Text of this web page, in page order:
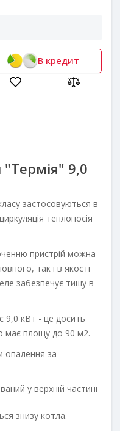
В кредит
9,0
застосовуються в
теплоносія
пристрій можна
так і в якості
забезпечує тишу в
9,0 кВт - це досить
має площу до 90 м2.
опалення за
у верхній частині
знизу котла.